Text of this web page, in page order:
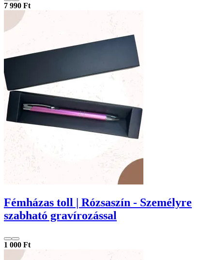
7 990 Ft
Fémházas toll | Rózsaszín - Személyre
szabható gravírozással
1 000 Ft